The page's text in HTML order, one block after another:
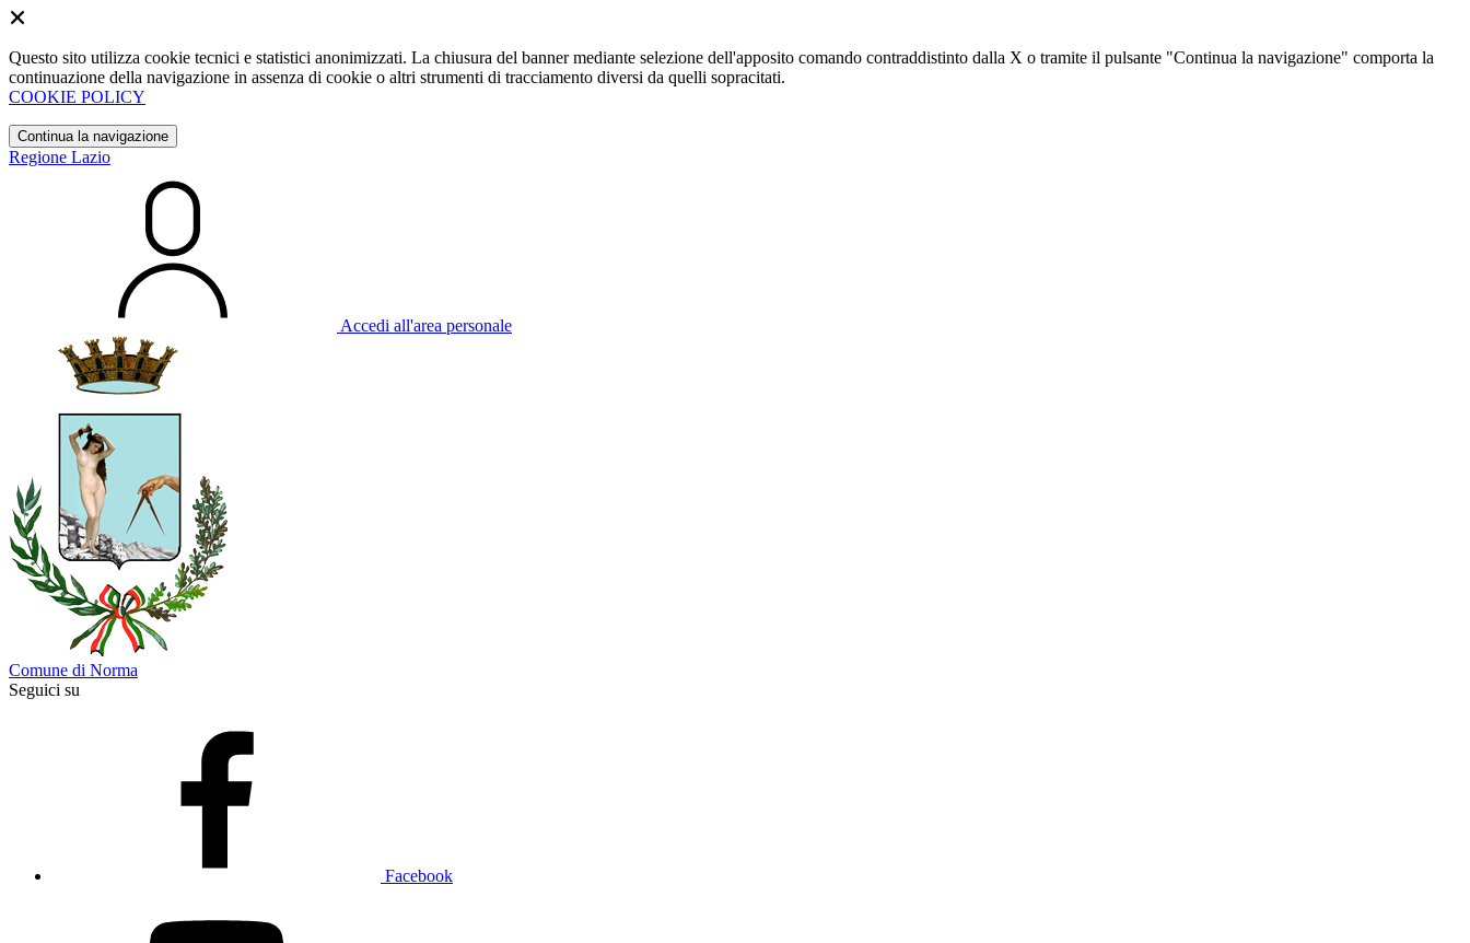
Questo sito utilizza cookie tecnici e statistici anonimizzati. La chiusura del banner mediante selezione dell'apposito comando contraddistinto dalla X o tramite il pulsante "Continua la navigazione" comporta la
continuazione della navigazione in assenza di cookie o altri strumenti di tracciamento diversi da quelli sopracitati.
COOKIE POLICY
Continua la navigazione
Regione Lazio
Accedi all'area personale
Comune di Norma
Seguici su
Facebook